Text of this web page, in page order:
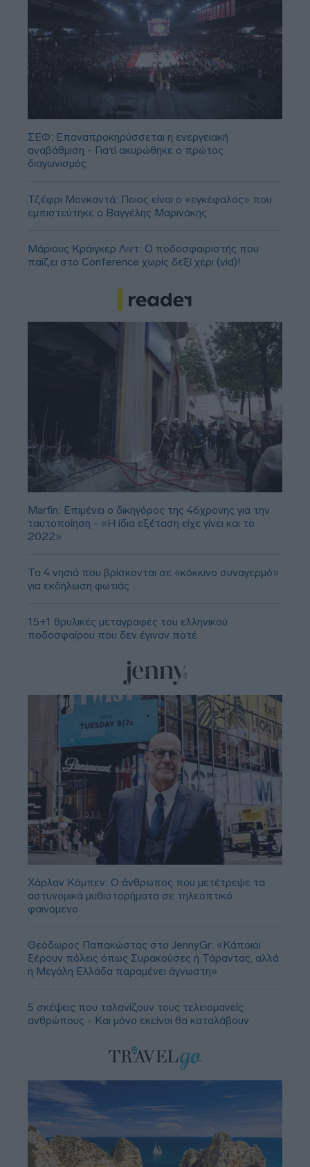
ΣΕΦ: Επαναπροκηρύσσεται η ενεργειακή
αναβάθμιση - Γιατί ακυρώθηκε ο πρώτος
διαγωνισμός
Τζέφρι Μονκαντά: Ποιος είναι ο «εγκέφαλος» που
εμπιστεύτηκε ο Βαγγέλης Μαρινάκης
Μάριους Κράιγκερ Λιντ: Ο ποδοσφαιριστής που
παίζει στο Conference χωρίς δεξί χέρι (vid)!
Marfin: Επιμένει ο δικηγόρος της 46χρονης για την
ταυτοποίηση - «Η ίδια εξέταση είχε γίνει και το
2022»
Τα 4 νησιά που βρίσκονται σε «κόκκινο συναγερμό»
για εκδήλωση φωτιάς
15+1 θρυλικές μεταγραφές του ελληνικού
ποδοσφαίρου που δεν έγιναν ποτέ
Χάρλαν Κόμπεν: Ο άνθρωπος που μετέτρεψε τα
αστυνομικά μυθιστορήματα σε τηλεοπτικό
φαινόμενο
Θεόδωρος Παπακώστας στο JennyGr: «Κάποιοι
ξέρουν πόλεις όπως Συρακούσες ή Τάραντας, αλλά
η Μεγάλη Ελλάδα παραμένει άγνωστη»
5 σκέψεις που ταλανίζουν τους τελειομανείς
ανθρώπους - Και μόνο εκείνοι θα καταλάβουν